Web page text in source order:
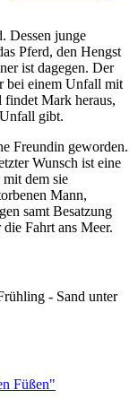
Dessen junge
Pferd, den Hengst
ist dagegen. Der
bei einem Unfall mit
Mark heraus,
gibt.
Freundin geworden.
Wunsch ist eine
dem sie
Mann,
samt Besatzung
Fahrt ans Meer.
- Sand unter
Füßen"